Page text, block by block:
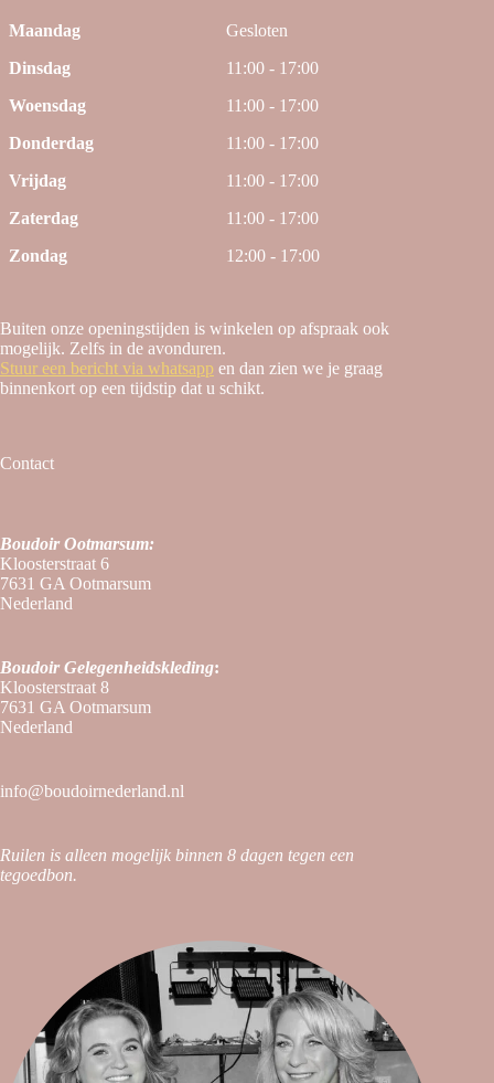
Maandag
Gesloten
Dinsdag
11:00 - 17:00
Woensdag
11:00 - 17:00
Donderdag
11:00 - 17:00
Vrijdag
11:00 - 17:00
Zaterdag
11:00 - 17:00
Zondag
12:00 - 17:00
Buiten onze openingstijden is winkelen op afspraak ook
mogelijk. Zelfs in de avonduren.
Stuur een bericht via whatsapp en dan zien we je graag
binnenkort op een tijdstip dat u schikt.
Contact
Boudoir Ootmarsum:
Kloosterstraat 6
7631 GA Ootmarsum
Nederland
Boudoir Gelegenheidskleding:
Kloosterstraat 8
7631 GA Ootmarsum
Nederland
info@boudoirnederland.nl
Ruilen is alleen mogelijk binnen 8 dagen tegen een
tegoedbon.